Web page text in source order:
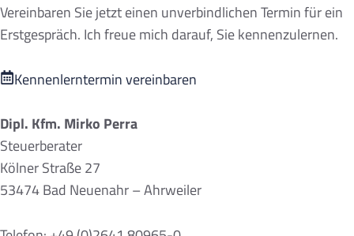
Vereinbaren Sie jetzt einen unverbindlichen Termin für ein
Erstgespräch. Ich freue mich darauf, Sie kennenzulernen.
Kennenlerntermin vereinbaren
Dipl. Kfm. Mirko Perra
Steuerberater
Kölner Straße 27
53474 Bad Neuenahr – Ahrweiler